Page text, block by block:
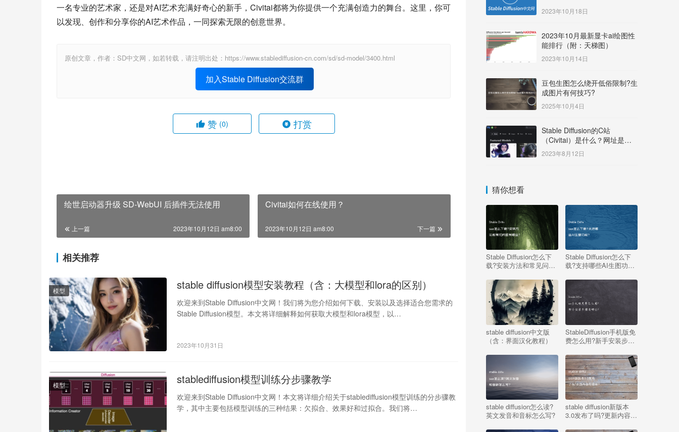
一名专业的艺术家，还是对AI艺术充满好奇心的新手，Civitai都将为你提供一个充满创造力的舞台。这里，你可
以发现、创作和分享你的AI艺术作品，一同探索无限的创意世界。
原创文章，作者：SD中文网，如若转载，请注明出处：https://www.stablediffusion-cn.com/sd/sd-model/3400.html
加入Stable Diffusion交流群
赞 (0) 打赏
绘世启动器升级 SD-WebUI 后插件无法使用
上一篇 2023年10月12日 am8:00
Civitai如何在线使用？
下一篇
2023年10月12日 am8:00
相关推荐
模型 stable diffusion模型安装教程（含：大模型和lora的区别）
欢迎来到Stable Diffusion中文网！我们将为您介绍如何下载、安装以及选择适合您需求的
Stable Diffusion模型。本文将详细解释如何获取大模型和lora模型，以…
2023年10月31日
模型 stablediffusion模型训练分步骤教学
欢迎来到Stable Diffusion中文网！本文将详细介绍关于stablediffusion模型训练的分步骤教
学，其中主要包括模型训练的三种结果：欠拟合、效果好和过拟合。我们将…
2023年10月18日
2023年10月最新显卡ai绘图性
能排行（附：天梯图）
2023年10月14日
豆包生图怎么绕开低俗限制?生
成图片有何技巧?
2025年10月4日
Stable Diffusion的C站
（Civitai）是什么？网址是多
少？
2023年8月12日
猜你想看
Stable Diffusion怎么下
载?安装方法和常见问题
Stable Diffusion怎么下
载?支持哪些AI生图功
stable diffusion中文版
（含：界面汉化教程）
StableDiffusion手机版免
费怎么用?新手安装步骤
stable diffusion怎么读?
英文发音和音标怎么写?
stable diffusion新版本
3.0发布了吗?更新内容有